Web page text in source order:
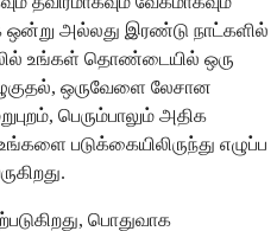
ஒன்று அல்லது இரண்டு நாட்களில்
உங்கள் தொண்டையில் ஒரு
ஒருவேளை லேசான
பெரும்பாலும் அதிக
படுக்கையிலிருந்து எழுப்ப
பொதுவாக